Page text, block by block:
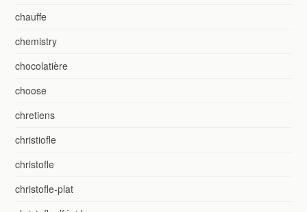
chauffe
chemistry
chocolatière
choose
chretiens
christiofle
christofle
christofle-plat